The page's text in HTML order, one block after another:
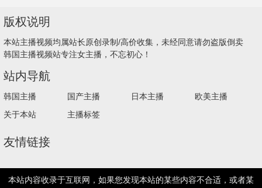
版权说明
本站主播视频均属站长原创录制/高价收集，未经同意请勿盗版倒卖
韩国主播视频站专注女主播，不忘初心！
站内导航
韩国主播 国产主播 日本主播
欧美主播
关于本站
主播标签
友情链接
本站内容收录于互联网，如果您发现本站的某些内容不合适，或者某